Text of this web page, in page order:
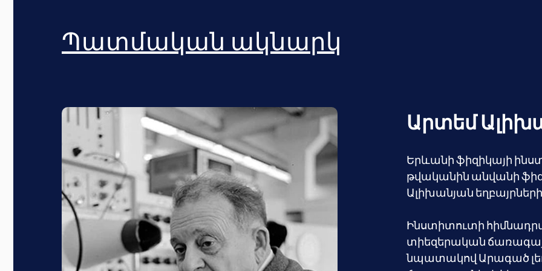
Պատմական ակնարկ
Արտեմ
Երևանի ֆիզիկայի
թվականին անվանի
Ալիխանյան
Ինստիտուտի
տիեզերական
նպատակով Արագած